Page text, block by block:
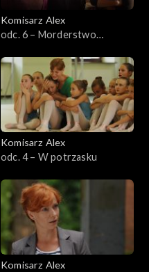
Komisarz Alex
odc. 6 – Morderstwo
Komisarz Alex
odc. 4 – W potrzasku
Komisarz Alex